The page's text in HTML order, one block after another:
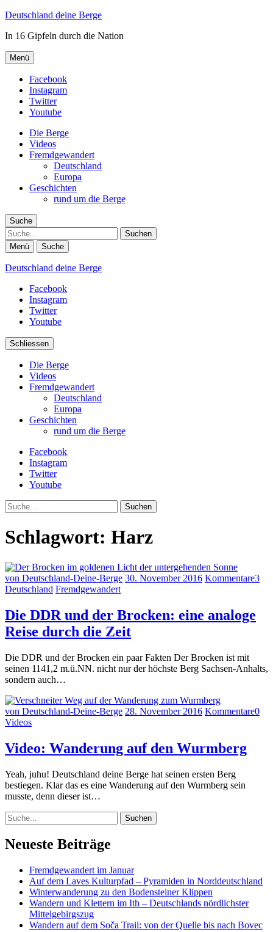
Deutschland deine Berge
In 16 Gipfeln durch die Nation
Menü
Facebook
Instagram
Twitter
Youtube
Die Berge
Videos
Fremdgewandert
Deutschland
Europa
Geschichten
rund um die Berge
Suche
Suche
Menü Suche
Deutschland deine Berge
Facebook
Instagram
Twitter
Youtube
Schliessen
Die Berge
Videos
Fremdgewandert
Deutschland
Europa
Geschichten
rund um die Berge
Facebook
Instagram
Twitter
Youtube
Suche
Schlagwort: Harz
von Deutschland-Deine-Berge 30. November 2016 Kommentare3
Deutschland Fremdgewandert
Die DDR und der Brocken: eine analoge
Reise durch die Zeit
Die DDR und der Brocken ein paar Fakten Der Brocken ist mit
seinen 1141,2 m.ü.NN. nicht nur der höchste Berg Sachsen-Anhalts,
sondern auch…
von Deutschland-Deine-Berge 28. November 2016 Kommentare0
Videos
Video: Wanderung auf den Wurmberg
Yeah, juhu! Deutschland deine Berge hat seinen ersten Berg
bestiegen. Klar das es eine Wanderung auf den Wurmberg sein
musste, denn dieser ist…
Suche
Neueste Beiträge
Fremdgewandert im Januar
Auf dem Laves Kulturpfad – Pyramiden in Norddeutschland
Winterwanderung zu den Bodensteiner Klippen
Wandern und Klettern im Ith – Deutschlands nördlichster
Mittelgebirgszug
Wandern auf dem Soča Trail: von der Quelle bis nach Bovec